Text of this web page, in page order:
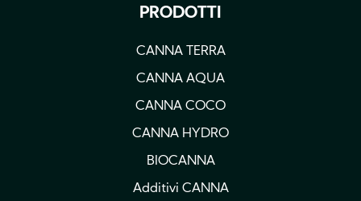
PRODOTTI
CANNA TERRA
CANNA AQUA
CANNA COCO
CANNA HYDRO
BIOCANNA
Additivi CANNA